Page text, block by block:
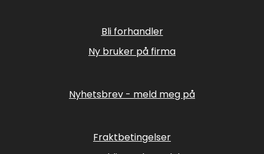
Bli forhandler
Ny bruker på firma
Nyhetsbrev - meld meg på
Fraktbetingelser